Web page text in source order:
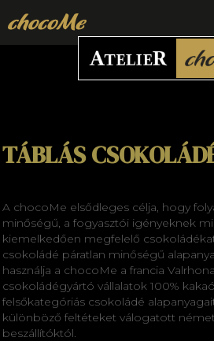
TÁBLÁS
A chocoMe elsődleges célja, hogy
minőségű, a fogyasztói igényeknek
kiemelkedően megfelelő
csokoládé páratlan minőségű
használja a chocoMe a francia
csokoládégyártó vállalatok 100%
felsőkategóriás csokoládé
különböző feltéteket válogatott
beszállítóktól.